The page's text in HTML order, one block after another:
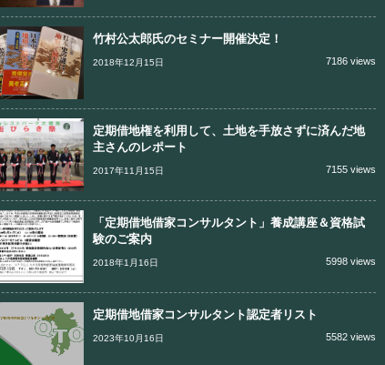
竹村公太郎氏のセミナー開催決定！
2018年12月15日 7186 views
定期借地権を利用して、土地を手放さずに済んだ地
主さんのレポート
2017年11月15日 7155 views
「定期借地借家コンサルタント」養成講座＆資格試
験のご案内
2018年1月16日 5998 views
定期借地借家コンサルタント認定者リスト
2023年10月16日 5582 views